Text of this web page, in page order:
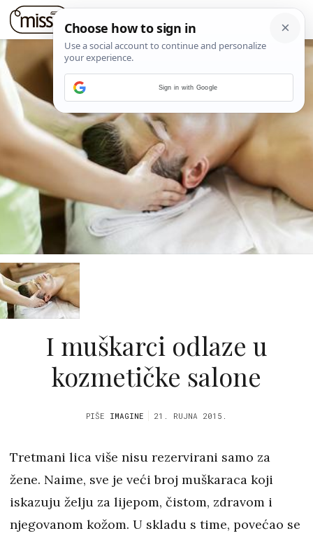
I muškarci odlaze u
kozmetičke salone
PIŠE IMAGINE 21. RUJNA 2015.
Tretmani lica više nisu rezervirani samo za
žene. Naime, sve je veći broj muškaraca koji
iskazuju želju za lijepom, čistom, zdravom i
njegovanom kožom. U skladu s time, povećao se
Sign in with Google